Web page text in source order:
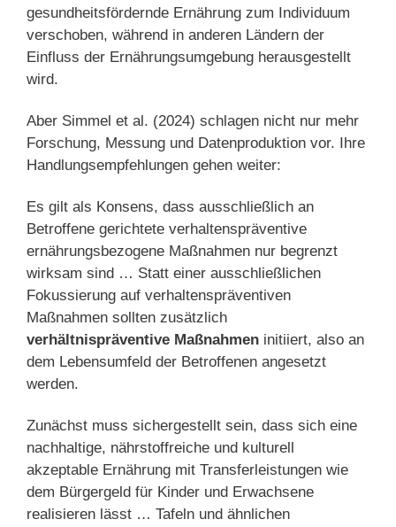
gesundheitsfördernde Ernährung zum Individuum
verschoben, während in anderen Ländern der
Einfluss der Ernährungsumgebung herausgestellt
wird.
Aber Simmel et al. (2024) schlagen nicht nur mehr
Forschung, Messung und Datenproduktion vor. Ihre
Handlungsempfehlungen gehen weiter:
Es gilt als Konsens, dass ausschließlich an
Betroffene gerichtete verhaltenspräventive
ernährungsbezogene Maßnahmen nur begrenzt
wirksam sind … Statt einer ausschließlichen
Fokussierung auf verhaltenspräventiven
Maßnahmen sollten zusätzlich
verhältnispräventive Maßnahmen initiiert, also an
dem Lebensumfeld der Betroffenen angesetzt
werden.
Zunächst muss sichergestellt sein, dass sich eine
nachhaltige, nährstoffreiche und kulturell
akzeptable Ernährung mit Transferleistungen wie
dem Bürgergeld für Kinder und Erwachsene
realisieren lässt … Tafeln und ähnlichen